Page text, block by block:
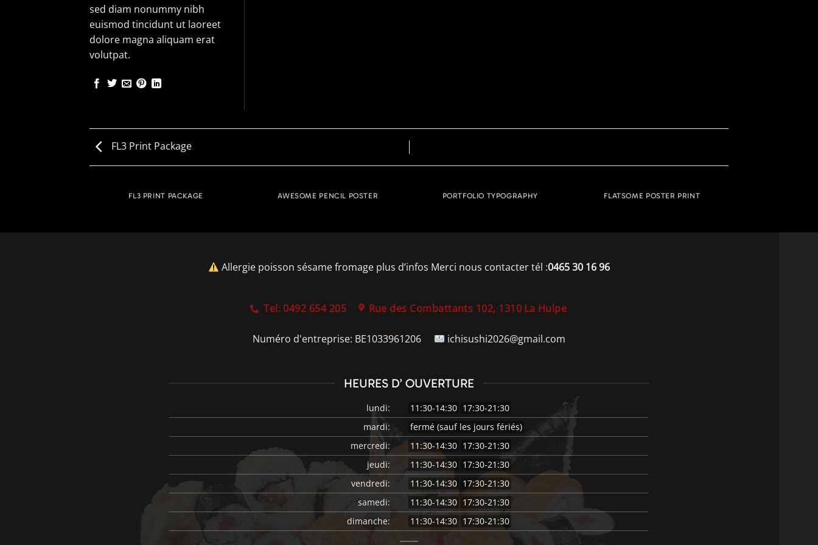
sed diam nonummy nibh
euismod tincidunt ut laoreet
dolore magna aliquam erat
volutpat.
FL3 Print Package
FL3 PRINT PACKAGE AWESOME PENCIL POSTER PORTFOLIO TYPOGRAPHY FLATSOME POSTER PRINT
Allergie poisson sésame fromage plus d’infos Merci nous contacter tél :0465 30 16 96
Tel: 0492 654 205 Rue des Combattants 102, 1310 La Hulpe
Numéro d'entreprise: BE1033961206 ichisushi2026@gmail.com
HEURES D’ OUVERTURE
lundi: 11:30-14:30 17:30-21:30
mardi:
fermé (sauf les jours fériés)
mercredi:
11:30-14:30 17:30-21:30
jeudi:
11:30-14:30 17:30-21:30
vendredi:
11:30-14:30 17:30-21:30
samedi:
11:30-14:30 17:30-21:30
dimanche:
11:30-14:30 17:30-21:30